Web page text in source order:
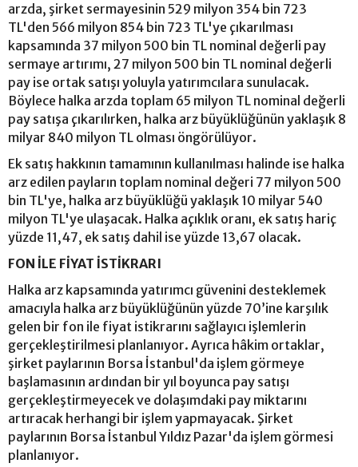
arzda, şirket sermayesinin 529 milyon 354 bin 723
TL'den 566 milyon 854 bin 723 TL'ye çıkarılması
kapsamında 37 milyon 500 bin TL nominal değerli pay
sermaye artırımı, 27 milyon 500 bin TL nominal değerli
pay ise ortak satışı yoluyla yatırımcılara sunulacak.
Böylece halka arzda toplam 65 milyon TL nominal değerli
pay satışa çıkarılırken, halka arz büyüklüğünün yaklaşık 8
milyar 840 milyon TL olması öngörülüyor.
Ek satış hakkının tamamının kullanılması halinde ise halka
arz edilen payların toplam nominal değeri 77 milyon 500
bin TL'ye, halka arz büyüklüğü yaklaşık 10 milyar 540
milyon TL'ye ulaşacak. Halka açıklık oranı, ek satış hariç
yüzde 11,47, ek satış dahil ise yüzde 13,67 olacak.
FON İLE FİYAT İSTİKRARI
Halka arz kapsamında yatırımcı güvenini desteklemek
amacıyla halka arz büyüklüğünün yüzde 70’ine karşılık
gelen bir fon ile fiyat istikrarını sağlayıcı işlemlerin
gerçekleştirilmesi planlanıyor. Ayrıca hâkim ortaklar,
şirket paylarının Borsa İstanbul'da işlem görmeye
başlamasının ardından bir yıl boyunca pay satışı
gerçekleştirmeyecek ve dolaşımdaki pay miktarını
artıracak herhangi bir işlem yapmayacak. Şirket
paylarının Borsa İstanbul Yıldız Pazar'da işlem görmesi
planlanıyor.